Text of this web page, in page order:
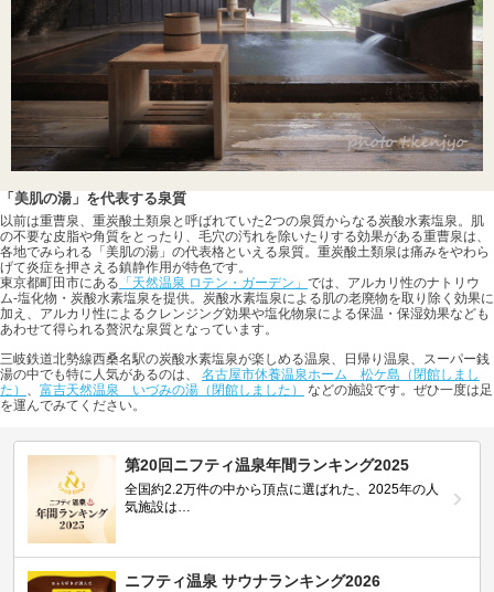
「美肌の湯」を代表する泉質
以前は重曹泉、重炭酸土類泉と呼ばれていた2つの泉質からなる炭酸水素塩泉。肌
の不要な皮脂や角質をとったり、毛穴の汚れを除いたりする効果がある重曹泉は、
各地でみられる「美肌の湯」の代表格といえる泉質。重炭酸土類泉は痛みをやわら
げて炎症を押さえる鎮静作用が特色です。
東京都町田市にある 「天然温泉 ロテン・ガーデン」 では、アルカリ性のナトリウ
ム-塩化物・炭酸水素塩泉を提供。炭酸水素塩泉による肌の老廃物を取り除く効果に
加え、アルカリ性によるクレンジング効果や塩化物泉による保温・保湿効果なども
あわせて得られる贅沢な泉質となっています。
三岐鉄道北勢線西桑名駅の炭酸水素塩泉が楽しめる温泉、日帰り温泉、スーパー銭
湯の中でも特に人気があるのは、 名古屋市休養温泉ホーム 松ケ島（閉館しまし
た） 、 富吉天然温泉 いづみの湯（閉館しました）
などの施設です。ぜひ一度は足
を運んでみてください。
第20回ニフティ温泉年間ランキング2025
全国約2.2万件の中から頂点に選ばれた、2025年の人
気施設は…
ニフティ温泉 サウナランキング2026